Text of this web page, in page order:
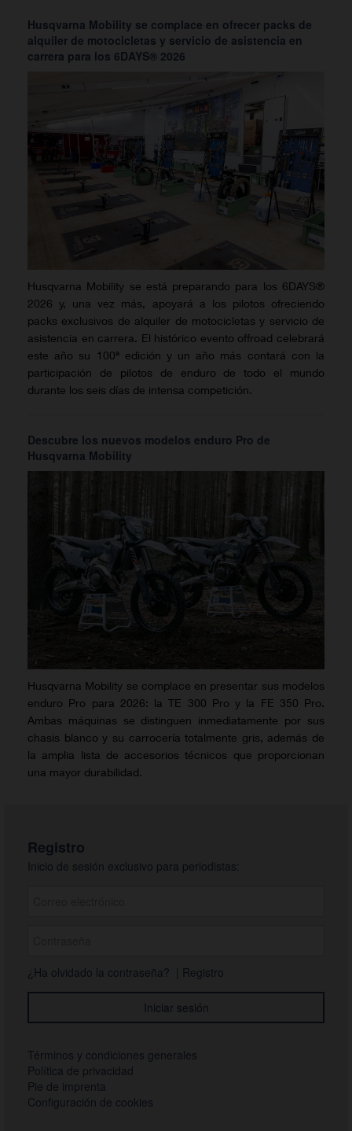
Husqvarna Mobility se complace en ofrecer packs de
alquiler de motocicletas y servicio de asistencia en
carrera para los 6DAYS® 2026
Husqvarna Mobility se está preparando para los 6DAYS®
2026 y, una vez más, apoyará a los pilotos ofreciendo
packs exclusivos de alquiler de motocicletas y servicio de
asistencia en carrera. El histórico evento offroad celebrará
este año su 100ª edición y un año más contará con la
participación de pilotos de enduro de todo el mundo
durante los seis días de intensa competición.
Descubre los nuevos modelos enduro Pro de
Husqvarna Mobility
Husqvarna Mobility se complace en presentar sus modelos
enduro Pro para 2026: la TE 300 Pro y la FE 350 Pro.
Ambas máquinas se distinguen inmediatamente por sus
chasis blanco y su carrocería totalmente gris, además de
la amplia lista de accesorios técnicos que proporcionan
una mayor durabilidad.
Registro
Inicio de sesión exclusivo para periodistas:
¿Ha olvidado la contraseña? Registro
Términos y condiciones generales
Política de privacidad
Pie de imprenta
Configuración de cookies